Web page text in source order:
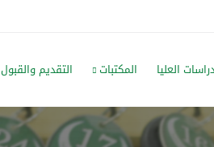
العليا المكتبات التقديم والقبول